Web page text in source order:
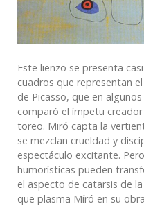
Este lienzo se presenta
cuadros que representan
de Picasso, que en
comparó el ímpetu
toreo. Miró capta la
se mezclan crueldad y
espectáculo excitante.
humorísticas pueden
el aspecto de catarsis de
que plasma Míró en su